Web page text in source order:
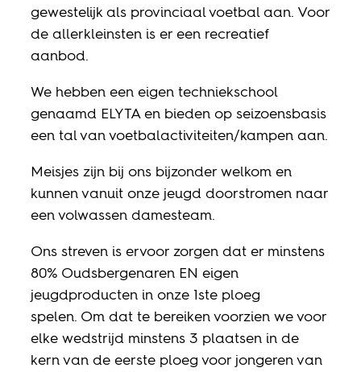
gewestelijk als provinciaal voetbal aan. Voor
de allerkleinsten is er een recreatief
aanbod.
We hebben een eigen techniekschool
genaamd ELYTA en bieden op seizoensbasis
een tal van voetbalactiviteiten/kampen aan.
Meisjes zijn bij ons bijzonder welkom en
kunnen vanuit onze jeugd doorstromen naar
een volwassen damesteam.
Ons streven is ervoor zorgen dat er minstens
80% Oudsbergenaren EN eigen
jeugdproducten in onze 1ste ploeg
spelen. Om dat te bereiken voorzien we voor
elke wedstrijd minstens 3 plaatsen in de
kern van de eerste ploeg voor jongeren van